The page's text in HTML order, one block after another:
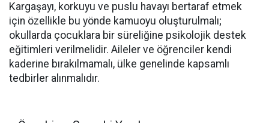
Kargaşayı, korkuyu ve puslu havayı bertaraf etmek
için özellikle bu yönde kamuoyu oluşturulmalı;
okullarda çocuklara bir süreliğine psikolojik destek
eğitimleri verilmelidir. Aileler ve öğrenciler kendi
kaderine bırakılmamalı, ülke genelinde kapsamlı
tedbirler alınmalıdır.